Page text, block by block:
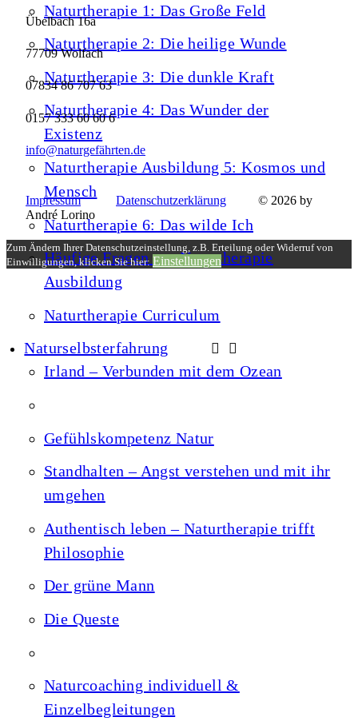
Naturtherapie 1: Das Große Feld
Naturtherapie 2: Die heilige Wunde
Naturtherapie 3: Die dunkle Kraft
Naturtherapie 4: Das Wunder der
Existenz
Naturtherapie Ausbildung 5: Kosmos und
Mensch
Naturtherapie 6: Das wilde Ich
Häufige Fragen zur Naturtherapie
Ausbildung
Naturtherapie Curriculum
Naturselbsterfahrung
Irland – Verbunden mit dem Ozean
Gefühlskompetenz Natur
Standhalten – Angst verstehen und mit ihr
umgehen
Authentisch leben – Naturtherapie trifft
Philosophie
Der grüne Mann
Die Queste
Naturcoaching individuell &
Einzelbegleitungen
Übelbach 16a
77709 Wolfach
07834 86 707 63
0157 333 60 60 6
info@naturgefährten.de
Impressum Datenschutzerklärung © 2026 by
André Lorino
Zum Ändern Ihrer Datenschutzeinstellung, z.B. Erteilung oder Widerruf von
Einwilligungen, klicken Sie hier:Einstellungen